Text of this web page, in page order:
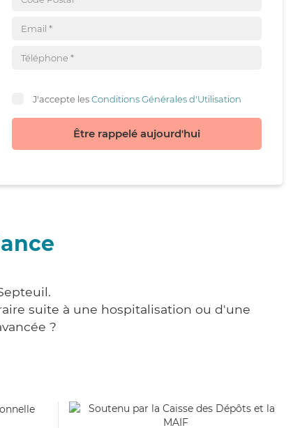
J'accepte lesConditions Générales d'Utilisation
Être rappelé aujourd'hui
suite à une hospitalisation ou d'une
?